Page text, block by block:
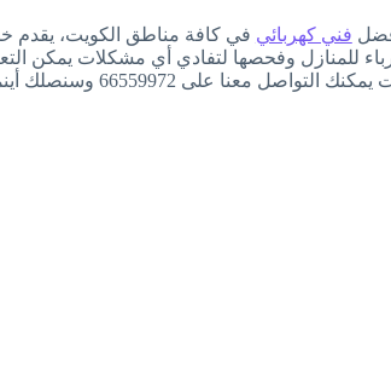
فني كهربائي في كافة مناطق الكويت، يقدم
للمنازل وفحصها لتفادي أي مشكلات يمكن
على 66559972 وسنصلك أينما كنت .